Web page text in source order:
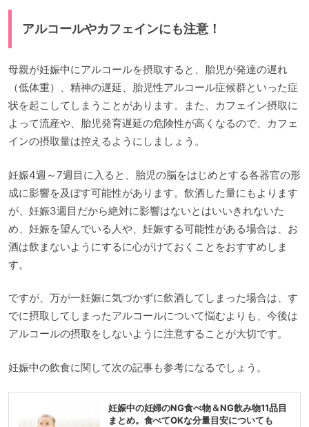
アルコールやカフェインにも注意！
母親が妊娠中にアルコールを摂取すると、胎児が発達の遅れ
（低体重）、精神の遅延、胎児性アルコール症候群といった症
状を起こしてしまうことがあります。また、カフェイン摂取に
よって流産や、胎児発育遅延の危険性が高くなるので、カフェ
インの摂取量は控えるようにしましょう。
妊娠4週～7週目に入ると、胎児の脳をはじめとする各器官の形
成に影響を及ぼす可能性があります。飲酒した量にもよります
が、妊娠3週目だから絶対に影響はないとはいいきれないた
め、妊娠を望んでいる人や、妊娠する可能性がある場合は、お
酒は飲まないようにするに心がけておくことをおすすめしま
す。
ですが、万が一妊娠に気づかずに飲酒してしまった場合は、す
でに摂取してしまったアルコールについて悩むよりも、今後は
アルコールの摂取をしないように注意することが大切です。
妊娠中の飲食に関して次の記事も参考になるでしょう。
妊娠中の妊婦のNG食べ物＆NG飲み物11品目
まとめ。食べてOKな分量目安についても